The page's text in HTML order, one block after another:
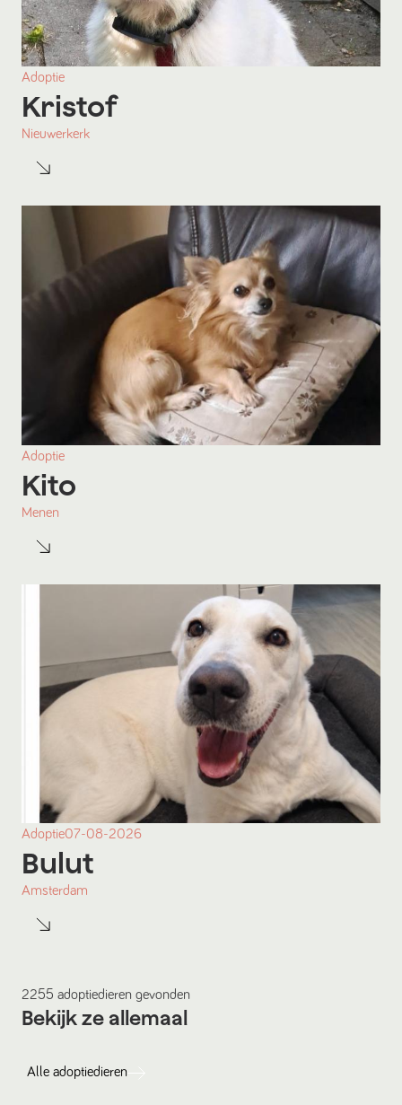
Adoptie
Kristof
Nieuwerkerk
Adoptie
Kito
Menen
Adoptie07-08-2026
Bulut
Amsterdam
2255 adoptiedieren gevonden
Bekijk ze allemaal
Alle adoptiedieren